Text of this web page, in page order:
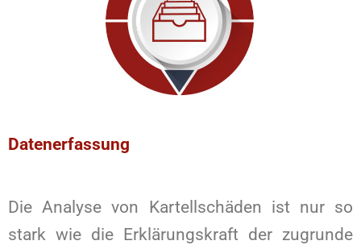
Datenerfassung
Die Analyse von Kartellschäden ist nur so
stark wie die Erklärungskraft der zugrunde